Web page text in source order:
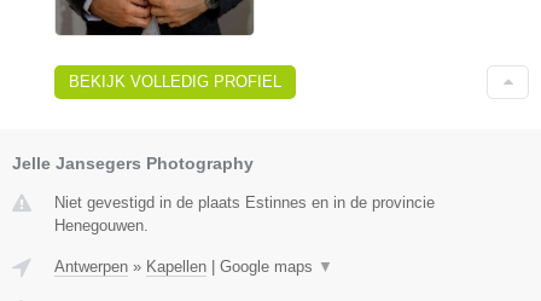
BEKIJK VOLLEDIG PROFIEL
Jelle Jansegers Photography
Niet gevestigd in de plaats Estinnes en in de provincie
Henegouwen.
Antwerpen » Kapellen Google maps ▼